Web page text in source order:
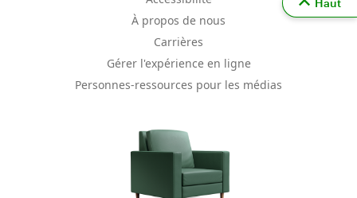
À propos de nous
Carrières
Gérer l'expérience en ligne
Personnes-ressources pour les médias
Haut